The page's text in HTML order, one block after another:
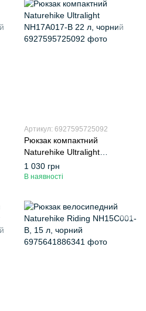
Артикул: 6927595725092
Рюкзак компактний
Naturehike Ultralight
NH17A017-B 22 л, чорний
1 030 грн
В наявності